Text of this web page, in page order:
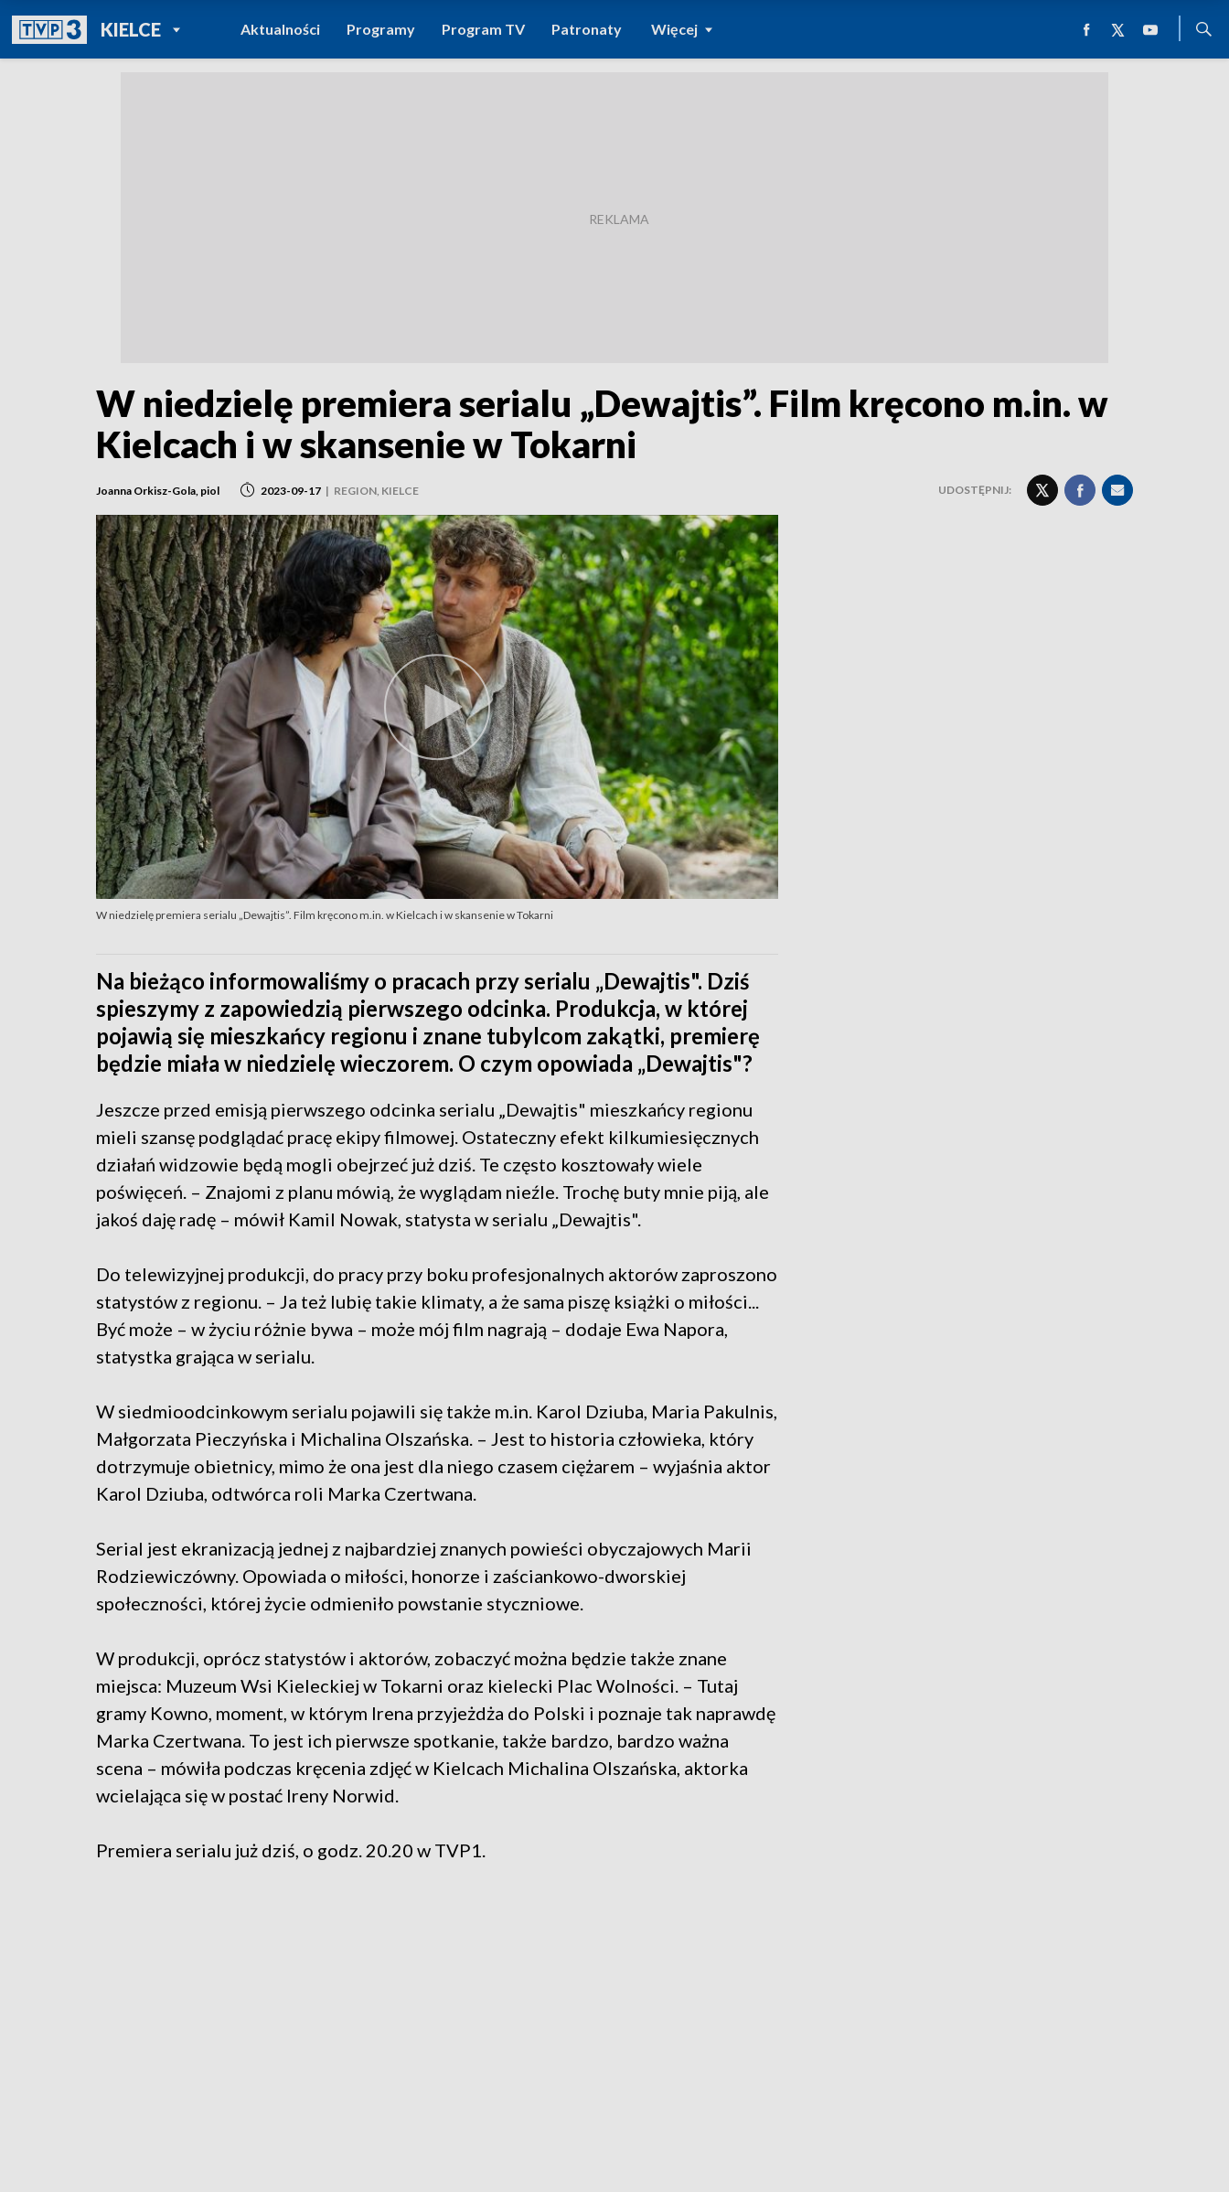
KIELCEPOWRÓT DO
TVP REGIONY
Aktualności Programy Program TV Patronaty Więcej
W niedzielę premiera serialu „Dewajtis”. Film kręcono m.in. w
Kielcach i w skansenie w Tokarni
Joanna Orkisz-Gola, piol 2023-09-17 | REGION, KIELCE UDOSTĘPNIJ:
W niedzielę premiera serialu „Dewajtis”. Film kręcono m.in. w Kielcach i w skansenie w Tokarni
Na bieżąco informowaliśmy o pracach przy serialu „Dewajtis". Dziś
spieszymy z zapowiedzią pierwszego odcinka. Produkcja, w której
pojawią się mieszkańcy regionu i znane tubylcom zakątki, premierę
będzie miała w niedzielę wieczorem. O czym opowiada „Dewajtis"?
Jeszcze przed emisją pierwszego odcinka serialu „Dewajtis" mieszkańcy regionu
mieli szansę podglądać pracę ekipy filmowej. Ostateczny efekt kilkumiesięcznych
działań widzowie będą mogli obejrzeć już dziś. Te często kosztowały wiele
poświęceń. – Znajomi z planu mówią, że wyglądam nieźle. Trochę buty mnie piją, ale
jakoś daję radę – mówił Kamil Nowak, statysta w serialu „Dewajtis".
Do telewizyjnej produkcji, do pracy przy boku profesjonalnych aktorów zaproszono
statystów z regionu. – Ja też lubię takie klimaty, a że sama piszę książki o miłości...
Być może – w życiu różnie bywa – może mój film nagrają – dodaje Ewa Napora,
statystka grająca w serialu.
W siedmioodcinkowym serialu pojawili się także m.in. Karol Dziuba, Maria Pakulnis,
Małgorzata Pieczyńska i Michalina Olszańska. – Jest to historia człowieka, który
dotrzymuje obietnicy, mimo że ona jest dla niego czasem ciężarem – wyjaśnia aktor
Karol Dziuba, odtwórca roli Marka Czertwana.
Serial jest ekranizacją jednej z najbardziej znanych powieści obyczajowych Marii
Rodziewiczówny. Opowiada o miłości, honorze i zaściankowo-dworskiej
społeczności, której życie odmieniło powstanie styczniowe.
W produkcji, oprócz statystów i aktorów, zobaczyć można będzie także znane
miejsca: Muzeum Wsi Kieleckiej w Tokarni oraz kielecki Plac Wolności. – Tutaj
gramy Kowno, moment, w którym Irena przyjeżdża do Polski i poznaje tak naprawdę
Marka Czertwana. To jest ich pierwsze spotkanie, także bardzo, bardzo ważna
scena – mówiła podczas kręcenia zdjęć w Kielcach Michalina Olszańska, aktorka
wcielająca się w postać Ireny Norwid.
Premiera serialu już dziś, o godz. 20.20 w TVP1.